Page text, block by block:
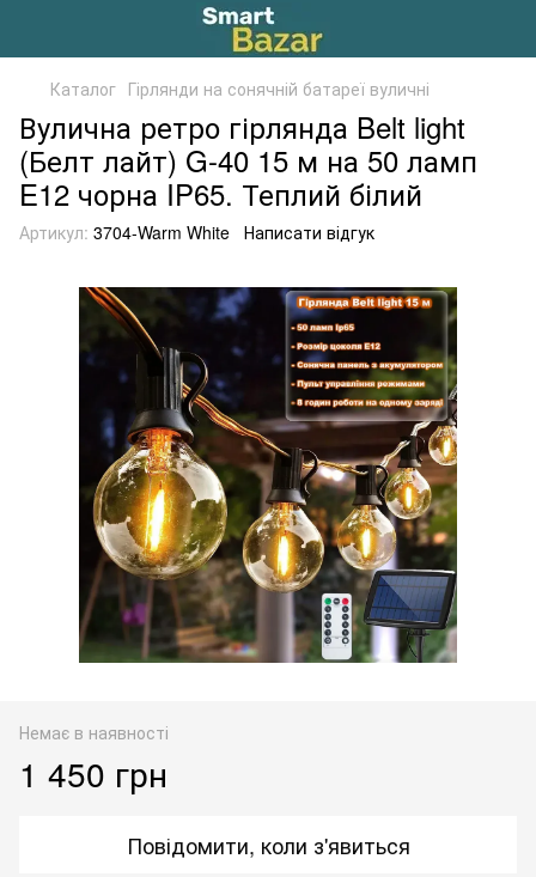
Каталог Гірлянди на сонячній батареї вуличні
Вулична ретро гірлянда Belt light
(Белт лайт) G-40 15 м на 50 ламп
E12 чорна IP65. Теплий білий
Артикул: 3704-Warm White Написати відгук
Немає в наявності
1 450 грн
Повідомити, коли з'явиться